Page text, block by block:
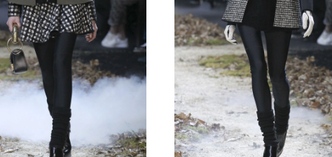
Turkuvaz Haberleşme ve Yayıncılık A.Ş. tarafından
https://vogue.com.tr/
internet sitesi üzerinden sunulan
ürün ve hizmetlere ilişkin reklam, tanıtım, pazarlama ve
kutlama/ temenni amaçlı her türlü e-bülten/ ticari